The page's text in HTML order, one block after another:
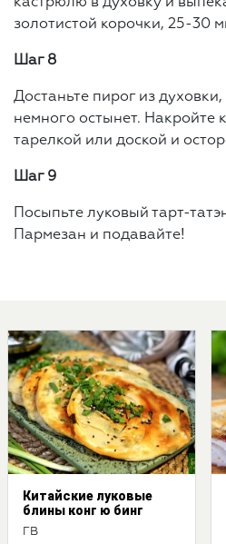
золотистой корочки, 25-30
Шаг 8
Достаньте пирог из
немного остынет. Накройте
тарелкой или доской и
Шаг 9
Посыпьте луковый тарт-
Пармезан и подавайте!
Китайские луковые
блины конг ю бинг
ГВ